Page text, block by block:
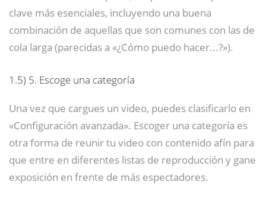
clave más esenciales, incluyendo una buena
combinación de aquellas que son comunes con las de
cola larga (parecidas a «¿Cómo puedo hacer...?»).
1.5) 5. Escoge una categoría
Una vez que cargues un video, puedes clasificarlo en
«Configuración avanzada». Escoger una categoría es
otra forma de reunir tu video con contenido afín para
que entre en diferentes listas de reproducción y gane
exposición en frente de más espectadores.